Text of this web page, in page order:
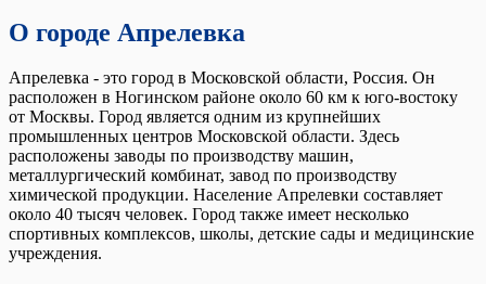
О городе Апрелевка
Апрелевка - это город в Московской области, Россия. Он
расположен в Ногинском районе около 60 км к юго-востоку
от Москвы. Город является одним из крупнейших
промышленных центров Московской области. Здесь
расположены заводы по производству машин,
металлургический комбинат, завод по производству
химической продукции. Население Апрелевки составляет
около 40 тысяч человек. Город также имеет несколько
спортивных комплексов, школы, детские сады и медицинские
учреждения.